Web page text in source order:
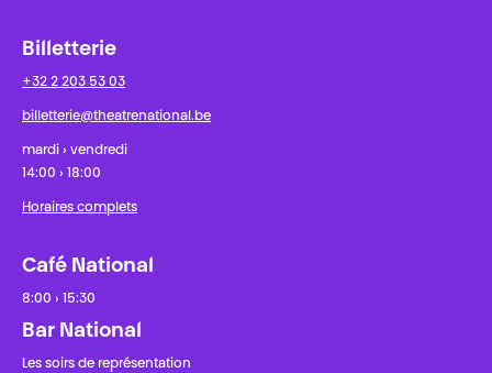
Billetterie
+32 2 203 53 03
billetterie@theatrenational.be
mardi › vendredi
14:00 › 18:00
Horaires complets
Café National
8:00 › 15:30
Bar National
Les soirs de représentation